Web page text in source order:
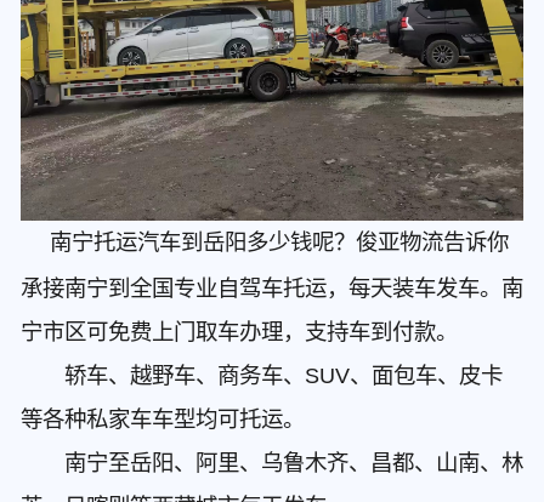
南宁托运汽车到岳阳多少钱呢？俊亚物流告诉你
承接南宁到全国专业自驾车托运，每天装车发车。南
宁市区可免费上门取车办理，支持车到付款。
轿车、越野车、商务车、SUV、面包车、皮卡
等各种私家车车型均可托运。
南宁至岳阳、阿里、乌鲁木齐、昌都、山南、林